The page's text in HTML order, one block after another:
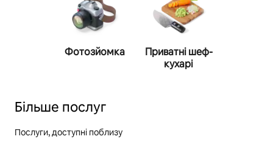
Фотозйомка
Приватні шеф-
кухарі
Більше послуг
Послуги, доступні поблизу